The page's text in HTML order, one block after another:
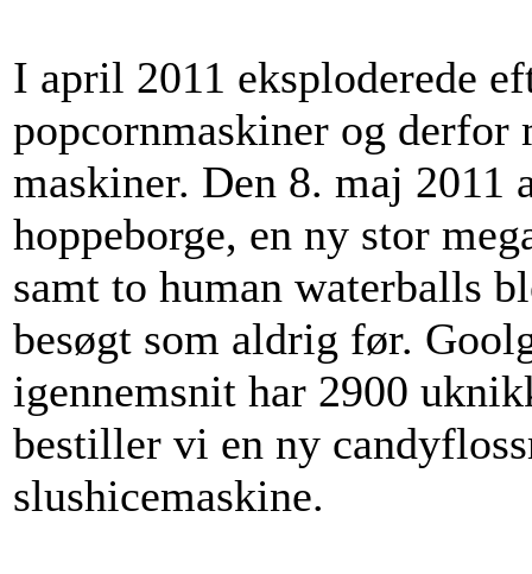
I april 2011 eksploderede
popcornmaskiner og
maskiner. Den 8. maj 2011
hoppeborge, en ny stor
samt to human waterballs
besøgt som aldrig før.
igennemsnit har 2900
bestiller vi en ny
slushicemaskine.